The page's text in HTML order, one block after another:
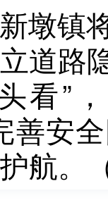
墩镇
道路
看”
善安
航。